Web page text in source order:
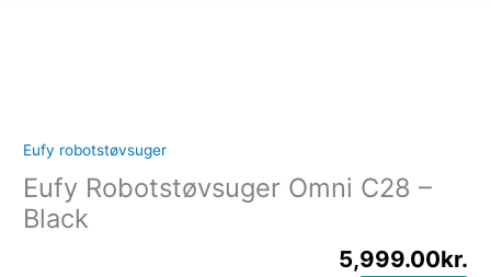
Eufy robotstøvsuger
Eufy Robotstøvsuger Omni C28 –
Black
5,999.00kr.